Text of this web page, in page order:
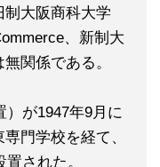
大阪商科大学
、新制大
関係である。
）が1947年9月に
門学校を経て、
された。